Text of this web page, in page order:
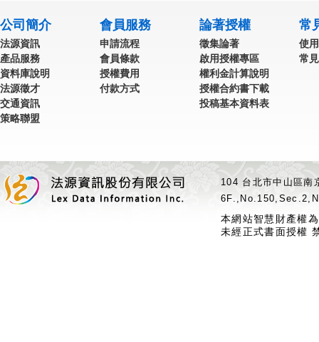
公司簡介
法源資訊
產品服務
資料庫說明
法源徵才
交通資訊
策略聯盟
會員服務
申請流程
會員條款
授權費用
付款方式
論著授權
徵集論著
啟用授權專區
權利金計算說明
授權合約書下載
投稿基本資料表
常
使
常
104 台北市中山區
本網站智慧財產權
未經正式書面授權